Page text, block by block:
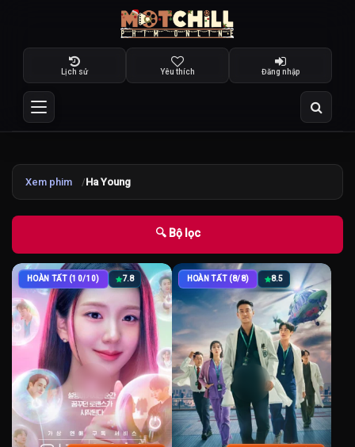
Lịch sử Yêu thích Đăng nhập
Xem phim Ha Young
🔍 Bộ lọc
HOÀN TẤT (10/10) 7.8 HOÀN TẤT (8/8) 8.5